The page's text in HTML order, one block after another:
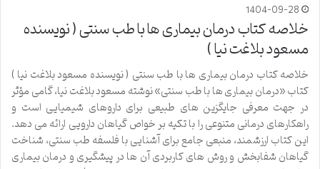
1404-09-28
خلاصه کتاب درمان بیماری ها با طب سنتی ( نویسنده
مسعود بلاغت نیا )
خلاصه کتاب درمان بیماری ها با طب سنتی ( نویسنده مسعود بلاغت نیا )
کتاب «درمان بیماری ها با طب سنتی» نوشته مسعود بلاغت نیا، گامی مؤثر
در جهت معرفی جایگزین های طبیعی برای داروهای شیمیایی است و
راهکارهای درمانی متنوعی را با تکیه بر خواص گیاهان دارویی ارائه می دهد.
این کتاب ارزشمند، منبعی جامع برای آشنایی با فلسفه طب سنتی، شناخت
گیاهان شفابخش و روش های کاربردی آن ها در پیشگیری و درمان بیماری